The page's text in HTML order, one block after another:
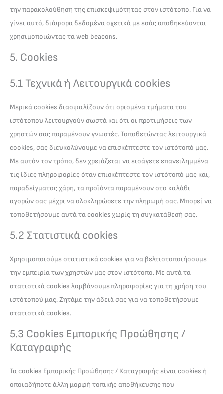
την παρακολούθηση της επισκεψιμότητας στον ιστότοπο. Για να
γίνει αυτό, διάφορα δεδομένα σχετικά με εσάς αποθηκεύονται
χρησιμοποιώντας τα web beacons.
5. Cookies
5.1 Τεχνικά ή Λειτουργικά cookies
Μερικά cookies διασφαλίζουν ότι ορισμένα τμήματα του
ιστότοπου λειτουργούν σωστά και ότι οι προτιμήσεις των
χρηστών σας παραμένουν γνωστές. Τοποθετώντας λειτουργικά
cookies, σας διευκολύνουμε να επισκέπτεστε τον ιστότοπό μας.
Με αυτόν τον τρόπο, δεν χρειάζεται να εισάγετε επανειλημμένα
τις ίδιες πληροφορίες όταν επισκέπτεστε τον ιστότοπό μας και,
παραδείγματος χάρη, τα προϊόντα παραμένουν στο καλάθι
αγορών σας μέχρι να ολοκληρώσετε την πληρωμή σας. Μπορεί να
τοποθετήσουμε αυτά τα cookies χωρίς τη συγκατάθεσή σας.
5.2 Στατιστικά cookies
Χρησιμοποιούμε στατιστικά cookies για να βελτιστοποιήσουμε
την εμπειρία των χρηστών μας στον ιστότοπο. Με αυτά τα
στατιστικά cookies λαμβάνουμε πληροφορίες για τη χρήση του
ιστότοπού μας. Ζητάμε την άδειά σας για να τοποθετήσουμε
στατιστικά cookies.
5.3 Cookies Εμπορικής Προώθησης /
Καταγραφής
Τα cookies Εμπορικής Προώθησης / Καταγραφής είναι cookies ή
οποιαδήποτε άλλη μορφή τοπικής αποθήκευσης που